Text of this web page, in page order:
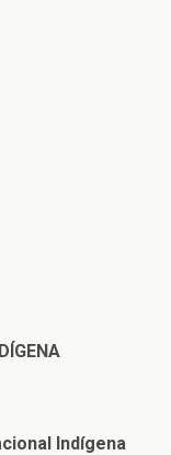
Indígena